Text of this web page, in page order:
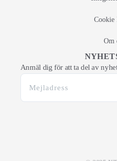
Cookie
Om
Anmäl dig för att ta del av